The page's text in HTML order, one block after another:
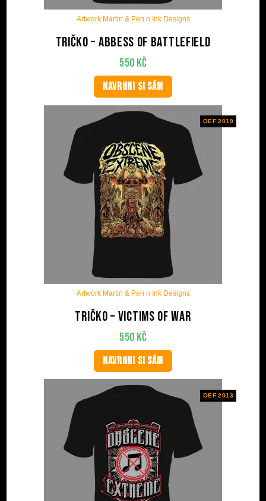
Artwork Martin & Pen n Ink Designs
Tričko – Abbess Of Battlefield
550 Kč
NAVRHNI SI SÁM
OEF 2019
Artwork Martin & Pen n Ink Designs
Tričko – Victims Of War
550 Kč
NAVRHNI SI SÁM
OEF 2013